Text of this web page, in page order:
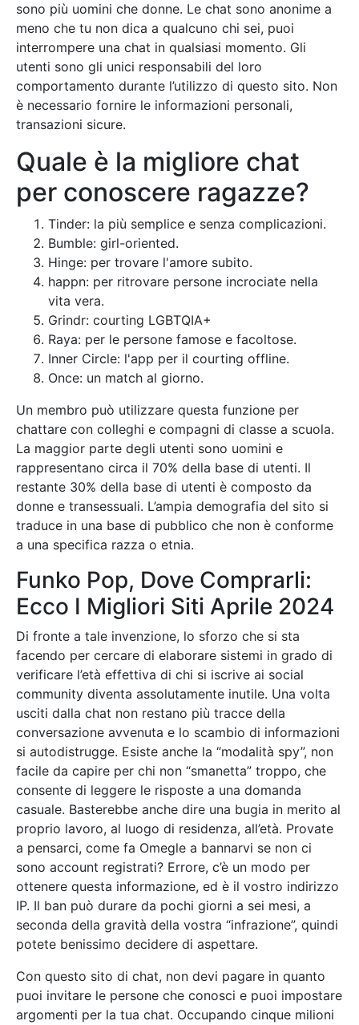
sono più uomini che donne. Le chat sono anonime a
meno che tu non dica a qualcuno chi sei, puoi
interrompere una chat in qualsiasi momento. Gli
utenti sono gli unici responsabili del loro
comportamento durante l’utilizzo di questo sito. Non
è necessario fornire le informazioni personali,
transazioni sicure.
Quale è la migliore chat
per conoscere ragazze?
Tinder: la più semplice e senza complicazioni.
Bumble: girl-oriented.
Hinge: per trovare l'amore subito.
happn: per ritrovare persone incrociate nella
vita vera.
Grindr: courting LGBTQIA+
Raya: per le persone famose e facoltose.
Inner Circle: l'app per il courting offline.
Once: un match al giorno.
Un membro può utilizzare questa funzione per
chattare con colleghi e compagni di classe a scuola.
La maggior parte degli utenti sono uomini e
rappresentano circa il 70% della base di utenti. Il
restante 30% della base di utenti è composto da
donne e transessuali. L’ampia demografia del sito si
traduce in una base di pubblico che non è conforme
a una specifica razza o etnia.
Funko Pop, Dove Comprarli:
Ecco I Migliori Siti Aprile 2024
Di fronte a tale invenzione, lo sforzo che si sta
facendo per cercare di elaborare sistemi in grado di
verificare l’età effettiva di chi si iscrive ai social
community diventa assolutamente inutile. Una volta
usciti dalla chat non restano più tracce della
conversazione avvenuta e lo scambio di informazioni
si autodistrugge. Esiste anche la “modalità spy”, non
facile da capire per chi non “smanetta” troppo, che
consente di leggere le risposte a una domanda
casuale. Basterebbe anche dire una bugia in merito al
proprio lavoro, al luogo di residenza, all’età. Provate
a pensarci, come fa Omegle a bannarvi se non ci
sono account registrati? Errore, c’è un modo per
ottenere questa informazione, ed è il vostro indirizzo
IP. Il ban può durare da pochi giorni a sei mesi, a
seconda della gravità della vostra “infrazione”, quindi
potete benissimo decidere di aspettare.
Con questo sito di chat, non devi pagare in quanto
puoi invitare le persone che conosci e puoi impostare
argomenti per la tua chat. Occupando cinque milioni